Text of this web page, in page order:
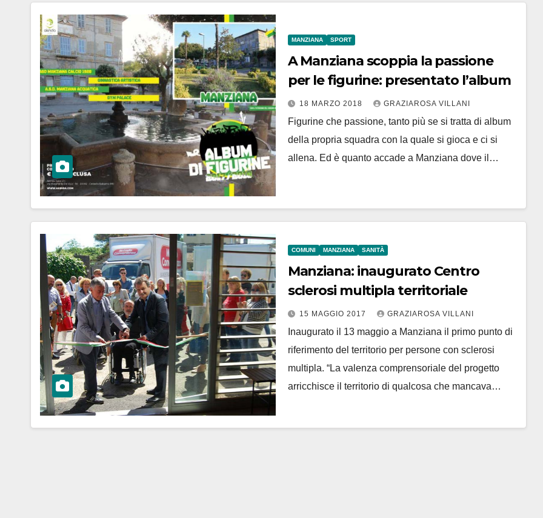
MANZIANA SPORT
A Manziana scoppia la passione
per le figurine: presentato l’album
18 MARZO 2018 GRAZIAROSA VILLANI
Figurine che passione, tanto più se si tratta di album
della propria squadra con la quale si gioca e ci si
allena. Ed è quanto accade a Manziana dove il…
COMUNI MANZIANA SANITÀ
Manziana: inaugurato Centro
sclerosi multipla territoriale
15 MAGGIO 2017 GRAZIAROSA VILLANI
Inaugurato il 13 maggio a Manziana il primo punto di
riferimento del territorio per persone con sclerosi
multipla. “La valenza comprensoriale del progetto
arricchisce il territorio di qualcosa che mancava…